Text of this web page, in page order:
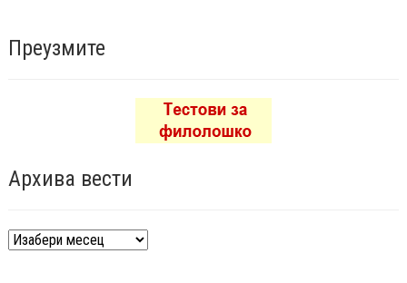
Преузмите
Архива вести
Архива